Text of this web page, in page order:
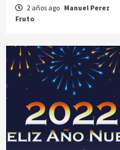
2 años ago Manuel Perez
Fruto